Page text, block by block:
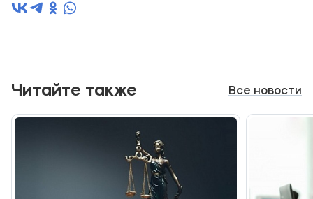
Читайте также Все новости